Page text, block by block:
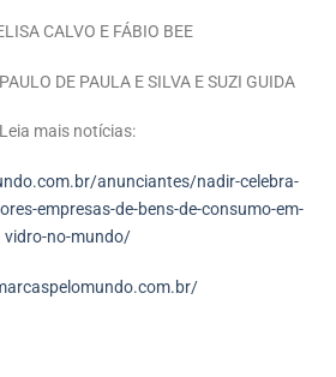
CALVO E FÁBIO BEE
DE PAULA E SILVA E SUZI GUIDA
Leia mais notícias:
anunciantes/nadir-celebra-
empresas-de-bens-de-consumo-em-
vidro-no-mundo/